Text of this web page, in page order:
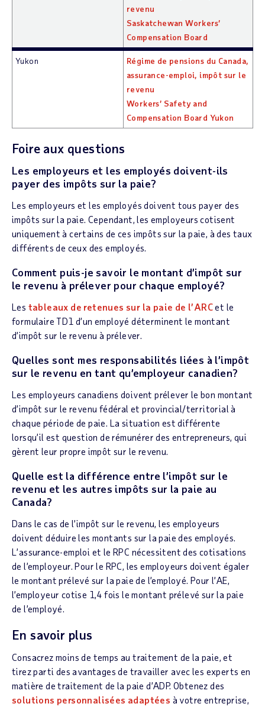
revenu
Saskatchewan Workers’
Compensation Board
Yukon
Régime de pensions du Canada,
assurance-emploi, impôt sur le
revenu
Workers’ Safety and
Compensation Board Yukon
Foire aux questions
Les employeurs et les employés doivent-ils
payer des impôts sur la paie?
Les employeurs et les employés doivent tous payer des
impôts sur la paie. Cependant, les employeurs cotisent
uniquement à certains de ces impôts sur la paie, à des taux
différents de ceux des employés.
Comment puis-je savoir le montant d’impôt sur
le revenu à prélever pour chaque employé?
Les tableaux de retenues sur la paie de l’ARCet le
formulaire TD1 d’un employé déterminent le montant
d’impôt sur le revenu à prélever.
Quelles sont mes responsabilités liées à l’impôt
sur le revenu en tant qu’employeur canadien?
Les employeurs canadiens doivent prélever le bon montant
d’impôt sur le revenu fédéral et provincial/territorial à
chaque période de paie. La situation est différente
lorsqu’il est question de rémunérer des entrepreneurs, qui
gèrent leur propre impôt sur le revenu.
Quelle est la différence entre l’impôt sur le
revenu et les autres impôts sur la paie au
Canada?
Dans le cas de l’impôt sur le revenu, les employeurs
doivent déduire les montants sur la paie des employés.
L’assurance-emploi et le RPC nécessitent des cotisations
de l’employeur. Pour le RPC, les employeurs doivent égaler
le montant prélevé sur la paie de l’employé. Pour l’AE,
l’employeur cotise 1,4 fois le montant prélevé sur la paie
de l’employé.
En savoir plus
Consacrez moins de temps au traitement de la paie, et
tirez parti des avantages de travailler avec les experts en
matière de traitement de la paie d’ADP. Obtenez des
solutions personnalisées adaptées à votre entreprise,